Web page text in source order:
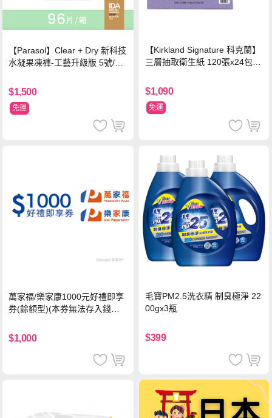
【Parasol】Clear + Dry 新科技
水凝果凍褲-工藝升級版 5號/XL
$1,500
免運
【Kirkland Signature 科克蘭】
三層抽取衛生紙 120張x24包x2
$1,090
免運
萬家福/樂家康1000元好禮即享
券(餘額型)(本券無法存入錢包
$1,000
毛寶PM2.5洗衣精 制臭極淨 22
00gx3瓶
$399